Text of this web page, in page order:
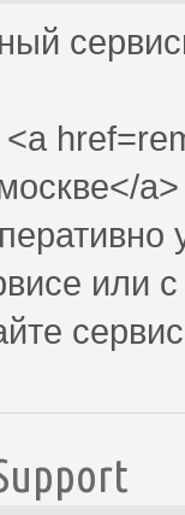
a>
или